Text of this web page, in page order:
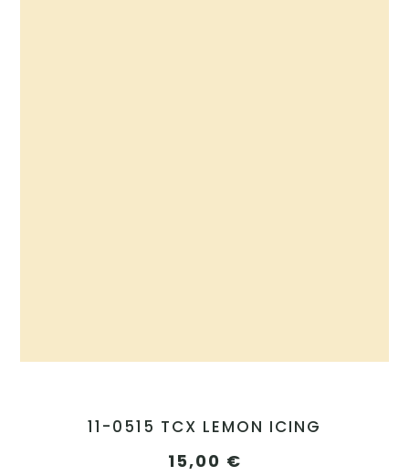
11-0515 TCX LEMON ICING
15,00 €